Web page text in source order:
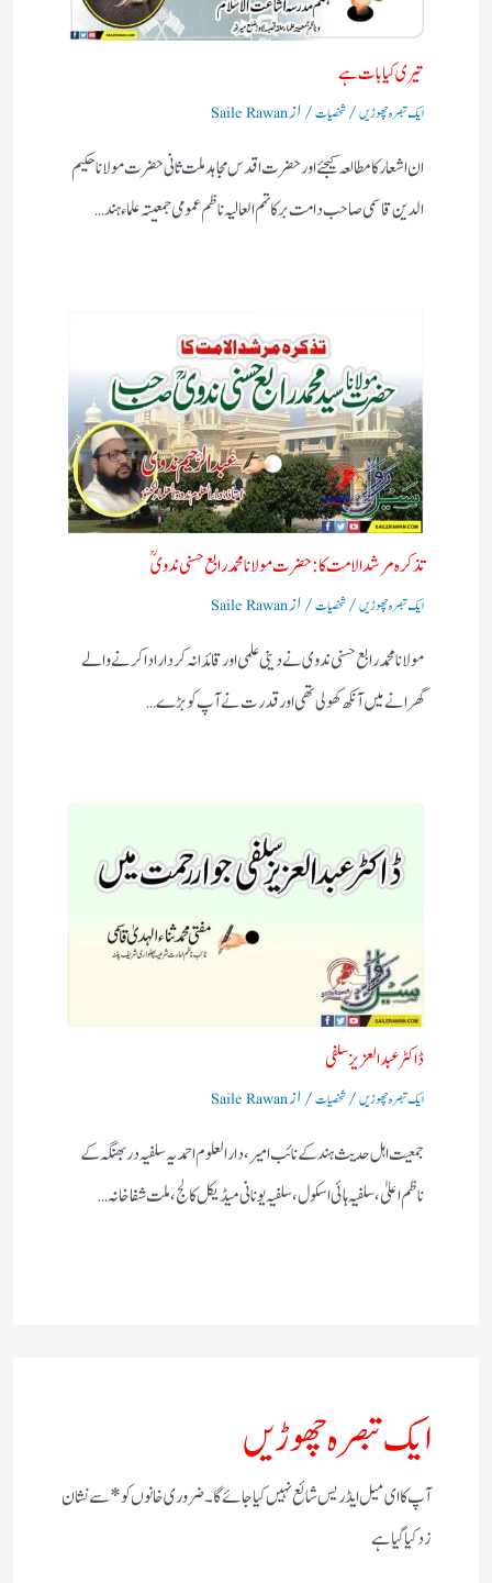
تیری کیا بات ہے
ایک تبصرہ چھوڑیں/شخصیات/ ازSaile Rawan
ان اشعار کا مطالعہ کیجئے اور حضرت اقدس مجاہد ملت ثانی حضرت مولانا حکیم
الدین قاسمی صاحب دامت برکاتہم العالیہ ناظم عمومی جمعیتہ علماء ہند…
تذکرہ مرشد الامت کا :حضرت مولانا محمد رابع حسنی ندویؒ
ایک تبصرہ چھوڑیں/شخصیات/ ازSaile Rawan
مولانا محمد رابع حسنی ندوی نے دینی علمی اور قائدانہ کردار ادا کرنے والے
گھرانے میں آنکھ کھولی تھی اور قدرت نے آپ کو بڑے…
ڈاکٹر عبد العزیزسلفی
ایک تبصرہ چھوڑیں/شخصیات/ ازSaile Rawan
جمعیت اہل حدیث ہند کے نائب امیر، دا رالعلوم احمدیہ سلفیہ دربھنگہ کے
ناظم اعلیٰ، سلفیہ ہائی اسکول ، سلفیہ یونانی میڈیکل کالج، ملت شفاخانہ…
ایک تبصرہ چھوڑیں
آپ کا ای میل ایڈریس شائع نہیں کیا جائے گا۔ضروری خانوں کو*سے نشان
زد کیا گیا ہے